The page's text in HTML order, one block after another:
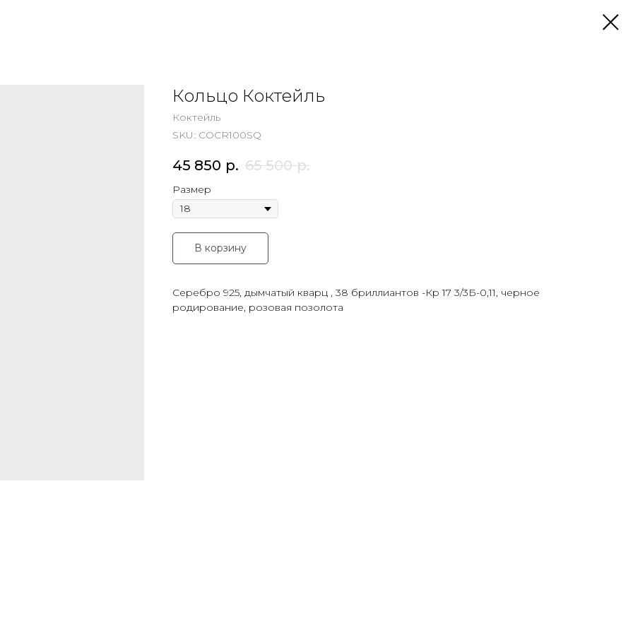
Кольцо Коктейль
Коктейль
SKU: COCR100SQ
45 850 р. 65 500 р.
Размер
В корзину
Серебро 925, дымчатый кварц , 38 бриллиантов -Кр 17 3/3Б-0,11, черное
родирование, розовая позолота